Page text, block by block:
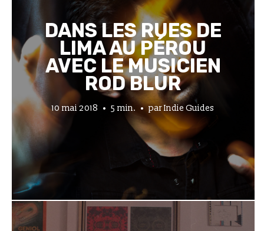
DANS LES RUES DE
LIMA AU PÉROU
AVEC LE MUSICIEN
ROD BLUR
10 mai 2018 5 min. parIndie Guides